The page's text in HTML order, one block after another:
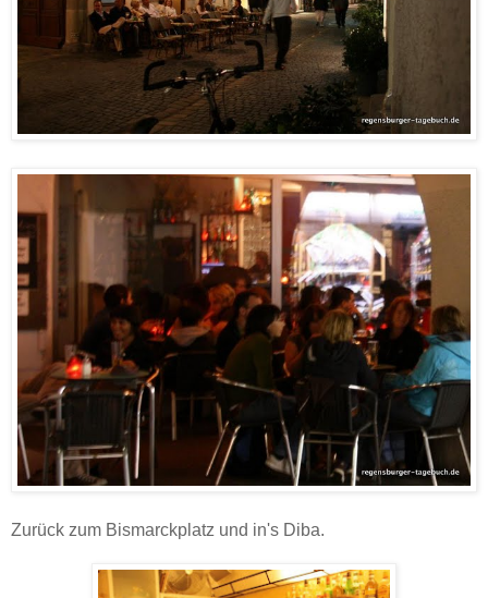
Zurück zum Bismarckplatz und in's Diba.